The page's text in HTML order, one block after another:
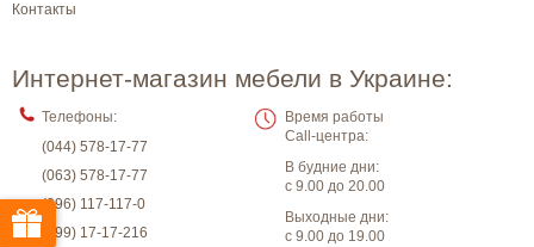
Контакты
Интернет-магазин мебели в Украине:
Телефоны:
(044) 578-17-77
(063) 578-17-77
(096) 117-117-0
(099) 17-17-216
Время работы
Call-центра:
В будние дни:
с 9.00 до 20.00
Выходные дни:
с 9.00 до 19.00